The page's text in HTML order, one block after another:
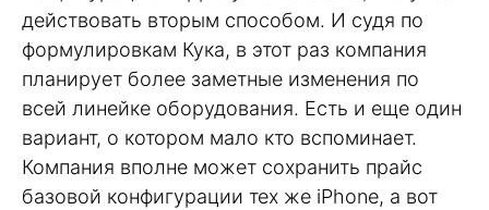
действовать вторым способом. И судя по
формулировкам Кука, в этот раз компания
планирует более заметные изменения по
всей линейке оборудования. Есть и еще один
вариант, о котором мало кто вспоминает.
Компания вполне может сохранить прайс
базовой конфигурации тех же iPhone, а вот